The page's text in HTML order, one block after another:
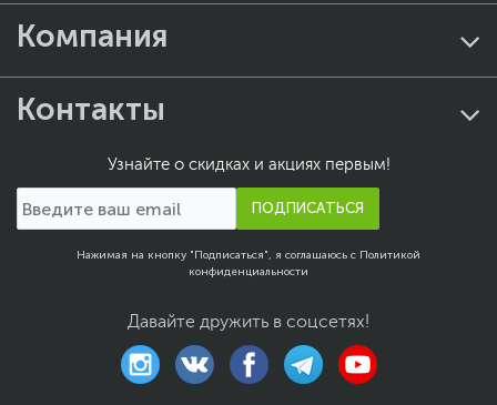
Компания
Контакты
Узнайте о скидках и акциях первым!
ПОДПИСАТЬСЯ
Нажимая на кнопку "Подписаться", я соглашаюсь с Политикой
конфиденциальности
Давайте дружить в соцсетях!